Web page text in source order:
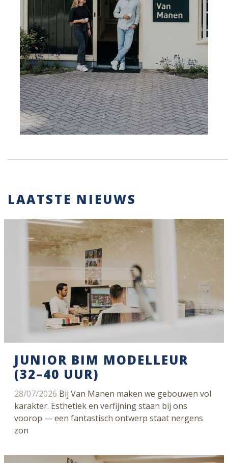
LAATSTE NIEUWS
JUNIOR BIM MODELLEUR
(32–40 UUR)
28/07/2026 Bij Van Manen maken we gebouwen vol
karakter. Esthetiek en verfijning staan bij ons
voorop — een fantastisch ontwerp staat nergens
zon